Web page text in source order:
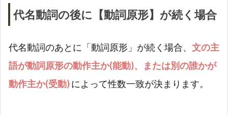
代名動詞の後に【動詞原形】が続く場合
代名動詞のあとに「動詞原形」が続く場合、 文の主
語が動詞原形の動作主か(能動)、または別の誰かが
動作主か(受動)によって性数一致が決まります。